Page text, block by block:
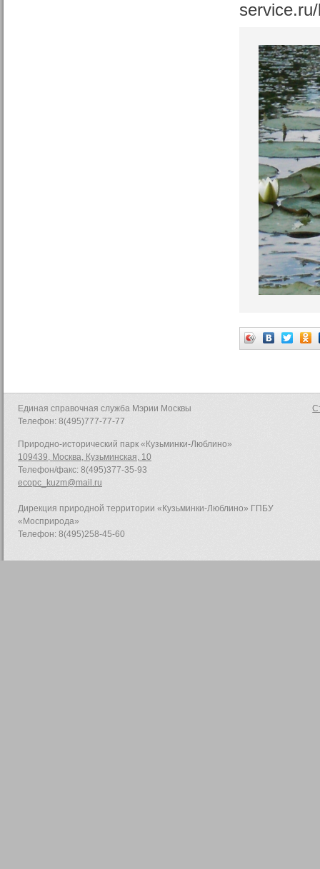
Единая справочная служба Мэрии Москвы
Телефон: 8(495)777-77-77
Природно-исторический парк «Кузьминки-Люблино»
109439, Москва, Кузьминская, 10
Телефон/факс: 8(495)377-35-93
ecopc_kuzm@mail.ru
Дирекция природной территории «Кузьминки-Люблино» ГПБУ
«Мосприрода»
Телефон: 8(495)258-45-60